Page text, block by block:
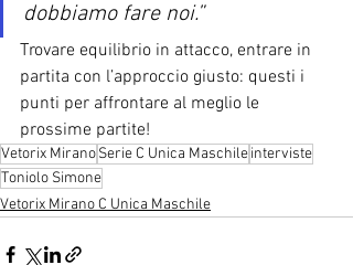
dobbiamo fare noi.”
Trovare equilibrio in attacco, entrare in
partita con l’approccio giusto: questi i
punti per affrontare al meglio le
prossime partite!
Vetorix MiranoSerie C Unica Maschileinterviste
Toniolo Simone
Vetorix Mirano C Unica Maschile